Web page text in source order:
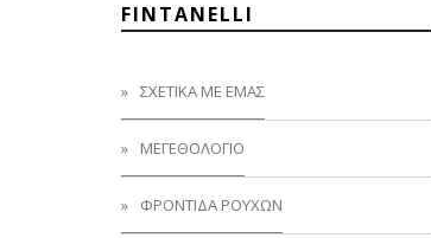
FINTANELLI
ΣΧΕΤΙΚΑ ΜΕ ΕΜΑΣ
ΜΕΓΕΘΟΛΟΓΙΟ
ΦΡΟΝΤΙΔΑ ΡΟΥΧΩΝ